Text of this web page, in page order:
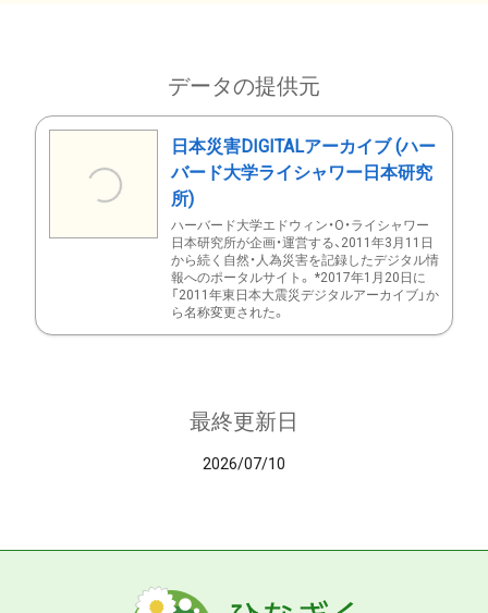
データの提供元
日本災害DIGITALアーカイブ (ハー
バード大学ライシャワー日本研究
所)
ハーバード大学エドウィン・O・ライシャワー
日本研究所が企画・運営する、2011年3月11日
から続く自然・人為災害を記録したデジタル情
報へのポータルサイト。 *2017年1月20日に
「2011年東日本大震災デジタルアーカイブ」か
ら名称変更された。
最終更新日
2026/07/10